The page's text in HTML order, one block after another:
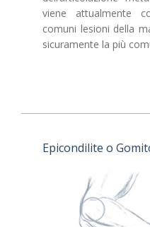
viene attualmente
comuni lesioni della
sicuramente la più
Epicondilite o